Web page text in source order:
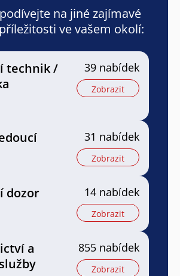
na jiné zajímavé
ve vašem okolí:
technik /
39 nabídek
Zobrazit
31 nabídek
Zobrazit
dozor 14 nabídek
Zobrazit
a
855 nabídek
Zobrazit